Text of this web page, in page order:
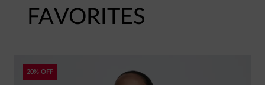
FAVORITES
20% OFF